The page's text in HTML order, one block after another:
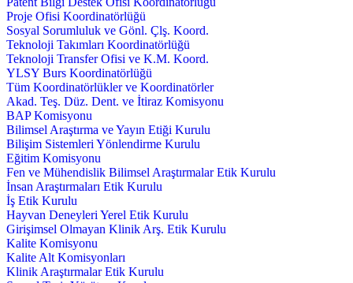
Proje Ofisi Koordinatörlüğü
Sosyal Sorumluluk ve Gönl. Çlş. Koord.
Teknoloji Takımları Koordinatörlüğü
Teknoloji Transfer Ofisi ve K.M. Koord.
YLSY Burs Koordinatörlüğü
Tüm Koordinatörlükler ve Koordinatörler
Akad. Teş. Düz. Dent. ve İtiraz Komisyonu
BAP Komisyonu
Bilimsel Araştırma ve Yayın Etiği Kurulu
Bilişim Sistemleri Yönlendirme Kurulu
Eğitim Komisyonu
Fen ve Mühendislik Bilimsel Araştırmalar Etik Kurulu
İnsan Araştırmaları Etik Kurulu
İş Etik Kurulu
Hayvan Deneyleri Yerel Etik Kurulu
Girişimsel Olmayan Klinik Arş. Etik Kurulu
Kalite Komisyonu
Kalite Alt Komisyonları
Klinik Araştırmalar Etik Kurulu